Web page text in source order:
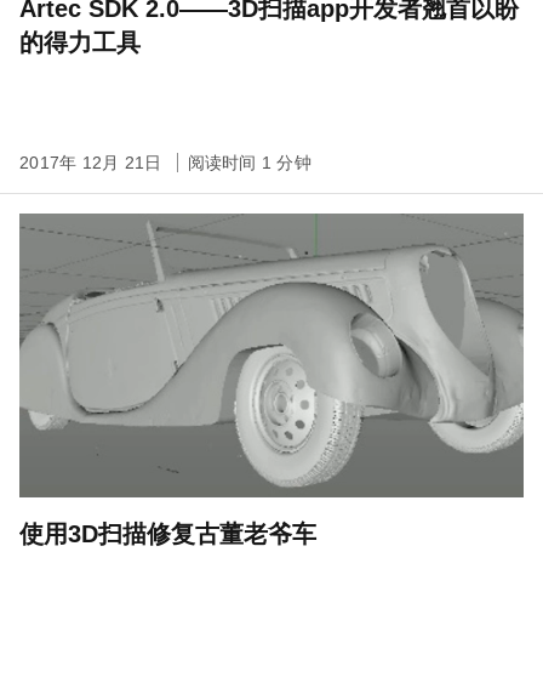
Artec SDK 2.0——3D扫描app开发者翘首以盼
的得力工具
2017年 12月 21日 阅读时间 1 分钟
使用3D扫描修复古董老爷车